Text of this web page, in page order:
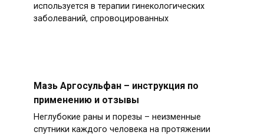
используется в терапии гинекологических
заболеваний, спровоцированных
Мазь Аргосульфан – инструкция по
применению и отзывы
Неглубокие раны и порезы – неизменные
спутники каждого человека на протяжении